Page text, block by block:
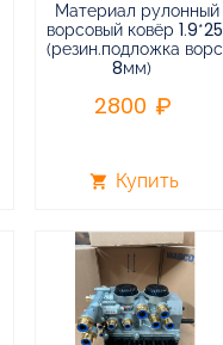
Материал рулонный
ворсовый ковёр 1.9*25
(резин.подложка ворс
8мм)
2800
shopping_cart Купить